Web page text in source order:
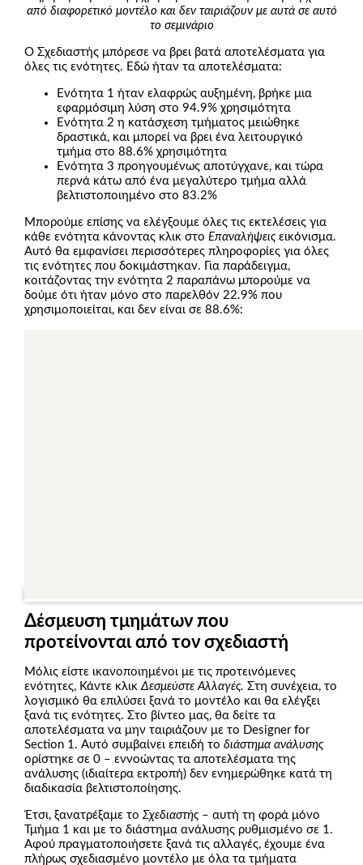
από διαφορετικό μοντέλο και δεν ταιριάζουν με αυτά σε αυτό
το σεμινάριο
Ο Σχεδιαστής μπόρεσε να βρει βατά αποτελέσματα για
όλες τις ενότητες. Εδώ ήταν τα αποτελέσματα:
Ενότητα 1 ήταν ελαφρώς αυξημένη, βρήκε μια
εφαρμόσιμη λύση στο 94.9% χρησιμότητα
Ενότητα 2 η κατάσχεση τμήματος μειώθηκε
δραστικά, και μπορεί να βρει ένα λειτουργικό
τμήμα στο 88.6% χρησιμότητα
Ενότητα 3 προηγουμένως αποτύγχανε, και τώρα
περνά κάτω από ένα μεγαλύτερο τμήμα αλλά
βελτιστοποιημένο στο 83.2%
Μπορούμε επίσης να ελέγξουμε όλες τις εκτελέσεις για
κάθε ενότητα κάνοντας κλικ στο Επαναλήψεις εικόνισμα.
Αυτό θα εμφανίσει περισσότερες πληροφορίες για όλες
τις ενότητες που δοκιμάστηκαν. Για παράδειγμα,
κοιτάζοντας την ενότητα 2 παραπάνω μπορούμε να
δούμε ότι ήταν μόνο στο παρελθόν 22.9% που
χρησιμοποιείται, και δεν είναι σε 88.6%:
Δέσμευση τμημάτων που
προτείνονται από τον σχεδιαστή
Μόλις είστε ικανοποιημένοι με τις προτεινόμενες
ενότητες, Κάντε κλικ Δεσμεύστε Αλλαγές. Στη συνέχεια, το
λογισμικό θα επιλύσει ξανά το μοντέλο και θα ελέγξει
ξανά τις ενότητες. Στο βίντεο μας, θα δείτε τα
αποτελέσματα να μην ταιριάζουν με το Designer for
Section 1. Αυτό συμβαίνει επειδή το διάστημα ανάλυσης
ορίστηκε σε 0 – εννοώντας τα αποτελέσματα της
ανάλυσης (ιδιαίτερα εκτροπή) δεν ενημερώθηκε κατά τη
διαδικασία βελτιστοποίησης.
Έτσι, ξανατρέξαμε το Σχεδιαστής – αυτή τη φορά μόνο
Τμήμα 1 και με το διάστημα ανάλυσης ρυθμισμένο σε 1.
Αφού πραγματοποιήσετε ξανά τις αλλαγές, έχουμε ένα
πλήρως σχεδιασμένο μοντέλο με όλα τα τμήματα